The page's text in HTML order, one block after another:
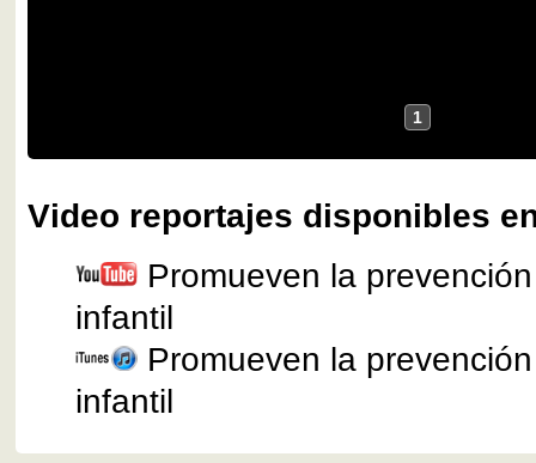
1
Video reportajes disponibles
Promueven la
infantil
Promueven la
infantil